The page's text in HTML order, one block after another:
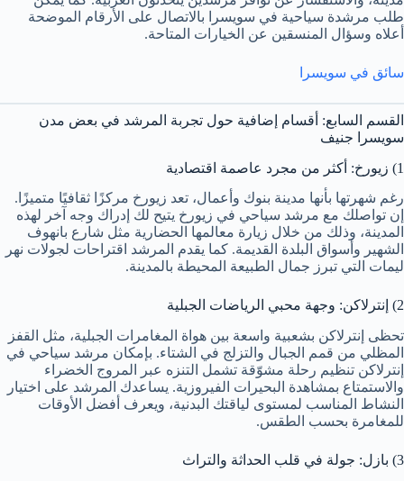
طلب مرشدة سياحية في سويسرا بالاتصال على الأرقام الموضحة
أعلاه وسؤال المنسقين عن الخيارات المتاحة.
سائق في سويسرا
القسم السابع: أقسام إضافية حول تجربة المرشد في بعض مدن
سويسرا جنيف
1) زيورخ: أكثر من مجرد عاصمة اقتصادية
رغم شهرتها بأنها مدينة بنوك وأعمال، تعد زيورخ مركزًا ثقافيًا متميزًا.
إن تواصلك مع مرشد سياحي في زيورخ يتيح لك إدراك وجه آخر لهذه
المدينة، وذلك من خلال زيارة معالمها الحضارية مثل شارع بانهوف
الشهير وأسواق البلدة القديمة. كما يقدم المرشد اقتراحات لجولات نهر
ليمات التي تبرز جمال الطبيعة المحيطة بالمدينة.
2) إنترلاكن: وجهة محبي الرياضات الجبلية
تحظى إنترلاكن بشعبية واسعة بين هواة المغامرات الجبلية، مثل القفز
المظلي من قمم الجبال والتزلج في الشتاء. بإمكان مرشد سياحي في
إنترلاكن تنظيم رحلة مشوّقة تشمل التنزه عبر المروج الخضراء
والاستمتاع بمشاهدة البحيرات الفيروزية. يساعدك المرشد على اختيار
النشاط المناسب لمستوى لياقتك البدنية، ويعرف أفضل الأوقات
للمغامرة بحسب الطقس.
3) بازل: جولة في قلب الحداثة والتراث